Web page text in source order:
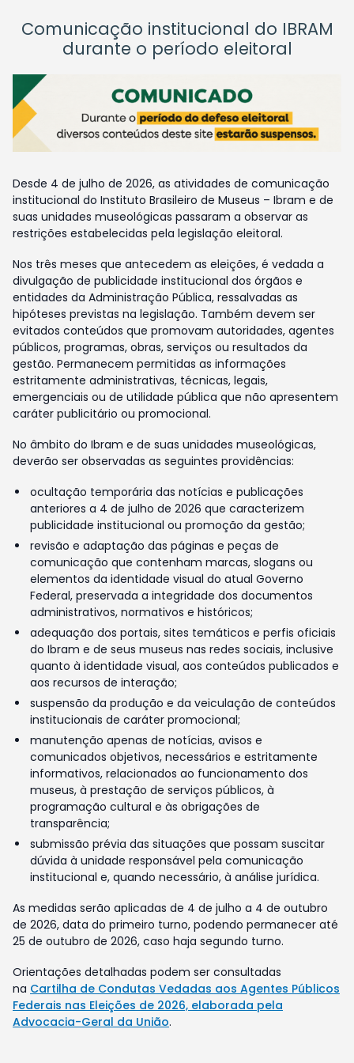
Comunicação institucional do IBRAM
durante o período eleitoral
Desde 4 de julho de 2026, as atividades de comunicação
institucional do Instituto Brasileiro de Museus – Ibram e de
suas unidades museológicas passaram a observar as
restrições estabelecidas pela legislação eleitoral.
Nos três meses que antecedem as eleições, é vedada a
divulgação de publicidade institucional dos órgãos e
entidades da Administração Pública, ressalvadas as
hipóteses previstas na legislação. Também devem ser
evitados conteúdos que promovam autoridades, agentes
públicos, programas, obras, serviços ou resultados da
gestão. Permanecem permitidas as informações
estritamente administrativas, técnicas, legais,
emergenciais ou de utilidade pública que não apresentem
caráter publicitário ou promocional.
No âmbito do Ibram e de suas unidades museológicas,
deverão ser observadas as seguintes providências:
ocultação temporária das notícias e publicações
anteriores a 4 de julho de 2026 que caracterizem
publicidade institucional ou promoção da gestão;
revisão e adaptação das páginas e peças de
comunicação que contenham marcas, slogans ou
elementos da identidade visual do atual Governo
Federal, preservada a integridade dos documentos
administrativos, normativos e históricos;
adequação dos portais, sites temáticos e perfis oficiais
do Ibram e de seus museus nas redes sociais, inclusive
quanto à identidade visual, aos conteúdos publicados e
aos recursos de interação;
suspensão da produção e da veiculação de conteúdos
institucionais de caráter promocional;
manutenção apenas de notícias, avisos e
comunicados objetivos, necessários e estritamente
informativos, relacionados ao funcionamento dos
museus, à prestação de serviços públicos, à
programação cultural e às obrigações de
transparência;
submissão prévia das situações que possam suscitar
dúvida à unidade responsável pela comunicação
institucional e, quando necessário, à análise jurídica.
As medidas serão aplicadas de 4 de julho a 4 de outubro
de 2026, data do primeiro turno, podendo permanecer até
25 de outubro de 2026, caso haja segundo turno.
Orientações detalhadas podem ser consultadas
na Cartilha de Condutas Vedadas aos Agentes Públicos
Federais nas Eleições de 2026, elaborada pela
Advocacia-Geral da União.